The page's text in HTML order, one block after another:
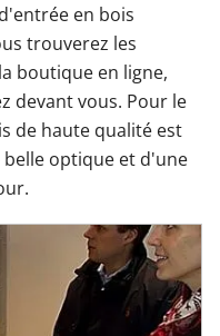
en bois
trouverez les
boutique en ligne,
devant vous. Pour le
de haute qualité est
optique et d'une